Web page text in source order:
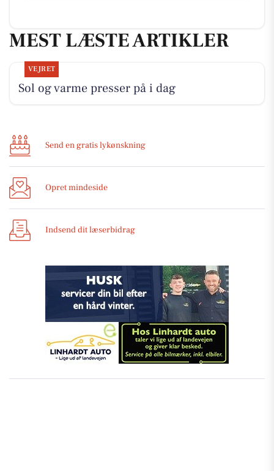
MEST LÆSTE ARTIKLER
VEJRET
Sol og varme presser på i dag
Send en gratis lykønskning
Opret mindeside
Indsend dit læserbidrag